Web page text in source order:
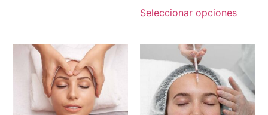
Seleccionar opciones